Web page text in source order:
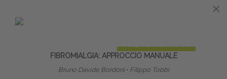
PRENOTA PRIMA
FIBROMIALGIA: APPROCCIO MANUALE
Bruno Davide Bordoni∙ Filippo Tobbi
×
×